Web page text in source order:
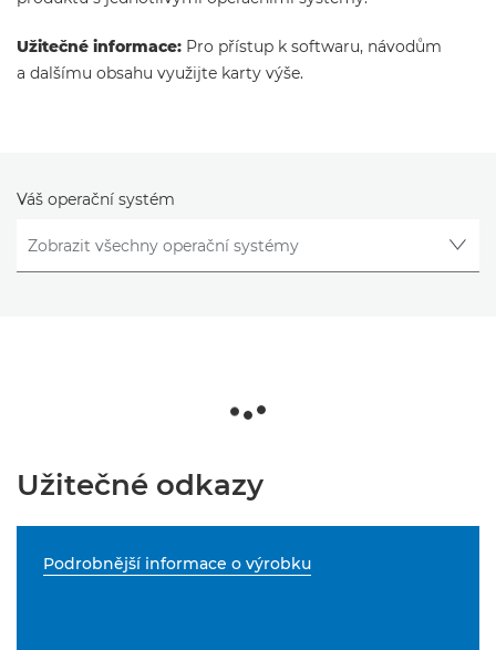
Užitečné informace: Pro přístup k softwaru, návodům
a dalšímu obsahu využijte karty výše.
Váš operační systém
Užitečné odkazy
Podrobnější informace o výrobku